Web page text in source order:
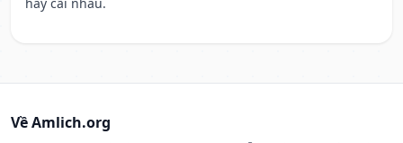
Về Amlich.org